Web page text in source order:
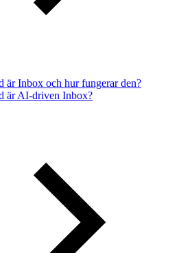
är Inbox och hur fungerar den?
är AI-driven Inbox?